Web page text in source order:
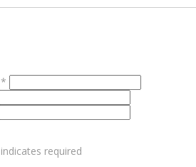
*
indicates required